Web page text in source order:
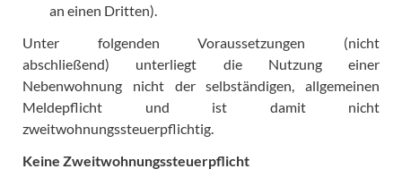
an einen Dritten).
Unter folgenden Voraussetzungen (nicht
abschließend) unterliegt die Nutzung einer
Nebenwohnung nicht der selbständigen, allgemeinen
Meldepflicht und ist damit nicht
zweitwohnungssteuerpflichtig.
Keine Zweitwohnungssteuerpflicht